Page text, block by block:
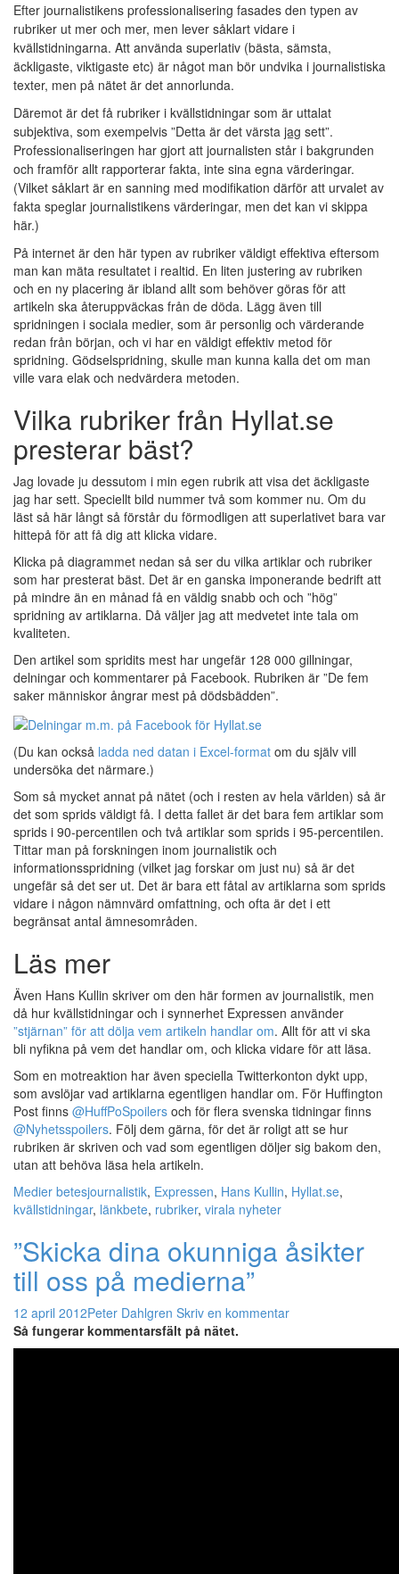
Efter journalistikens professionalisering fasades den typen av
rubriker ut mer och mer, men lever såklart vidare i
kvällstidningarna. Att använda superlativ (bästa, sämsta,
äckligaste, viktigaste etc) är något man bör undvika i journalistiska
texter, men på nätet är det annorlunda.
Däremot är det få rubriker i kvällstidningar som är uttalat
subjektiva, som exempelvis ”Detta är det värsta jag sett”.
Professionaliseringen har gjort att journalisten står i bakgrunden
och framför allt rapporterar fakta, inte sina egna värderingar.
(Vilket såklart är en sanning med modifikation därför att urvalet av
fakta speglar journalistikens värderingar, men det kan vi skippa
här.)
På internet är den här typen av rubriker väldigt effektiva eftersom
man kan mäta resultatet i realtid. En liten justering av rubriken
och en ny placering är ibland allt som behöver göras för att
artikeln ska återuppväckas från de döda. Lägg även till
spridningen i sociala medier, som är personlig och värderande
redan från början, och vi har en väldigt effektiv metod för
spridning. Gödselspridning, skulle man kunna kalla det om man
ville vara elak och nedvärdera metoden.
Vilka rubriker från Hyllat.se
presterar bäst?
Jag lovade ju dessutom i min egen rubrik att visa det äckligaste
jag har sett. Speciellt bild nummer två som kommer nu. Om du
läst så här långt så förstår du förmodligen att superlativet bara var
hittepå för att få dig att klicka vidare.
Klicka på diagrammet nedan så ser du vilka artiklar och rubriker
som har presterat bäst. Det är en ganska imponerande bedrift att
på mindre än en månad få en väldig snabb och och ”hög”
spridning av artiklarna. Då väljer jag att medvetet inte tala om
kvaliteten.
Den artikel som spridits mest har ungefär 128 000 gillningar,
delningar och kommentarer på Facebook. Rubriken är ”De fem
saker människor ångrar mest på dödsbädden”.
(Du kan också ladda ned datan i Excel-format om du själv vill
undersöka det närmare.)
Som så mycket annat på nätet (och i resten av hela världen) så är
det som sprids väldigt få. I detta fallet är det bara fem artiklar som
sprids i 90-percentilen och två artiklar som sprids i 95-percentilen.
Tittar man på forskningen inom journalistik och
informationsspridning (vilket jag forskar om just nu) så är det
ungefär så det ser ut. Det är bara ett fåtal av artiklarna som sprids
vidare i någon nämnvärd omfattning, och ofta är det i ett
begränsat antal ämnesområden.
Läs mer
Även Hans Kullin skriver om den här formen av journalistik, men
då hur kvällstidningar och i synnerhet Expressen använder
”stjärnan” för att dölja vem artikeln handlar om. Allt för att vi ska
bli nyfikna på vem det handlar om, och klicka vidare för att läsa.
Som en motreaktion har även speciella Twitterkonton dykt upp,
som avslöjar vad artiklarna egentligen handlar om. För Huffington
Post finns @HuffPoSpoilers och för flera svenska tidningar finns
@Nyhetsspoilers. Följ dem gärna, för det är roligt att se hur
rubriken är skriven och vad som egentligen döljer sig bakom den,
utan att behöva läsa hela artikeln.
Medier betesjournalistik, Expressen, Hans Kullin, Hyllat.se,
kvällstidningar, länkbete, rubriker, virala nyheter
”Skicka dina okunniga åsikter
till oss på medierna”
12 april 2012Peter Dahlgren Skriv en kommentar
Så fungerar kommentarsfält på nätet.